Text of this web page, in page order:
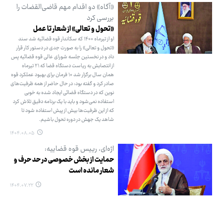
«آگاه» دو اقدام مهم قاضی‌القضات را
بررسی کرد
«تحول و تعالی» از شعار تا عمل
او از تیرماه ۱۴۰۰ که سکاندار قوه قضائیه شد سند
«تحول و تعالی» را به صورت جدی در دستور کار قرار
داد و در نخستین جلسه شورای عالی قوه قضائیه پس
از انتصابش به ریاست دستگاه قضا که ۲۱ تیرماه
همان سال برگزار شد ۱۰ فرمان برای بهبود عملکرد قوه
صادر کرد و گفته بود: در حال حاضر از همه ظرفیت‌های
نوین که در دستگاه قضائی ایجاد شده به خوبی
استفاده نمی‌شود و باید با یک برنامه دقیق تلاش کرد
که از این ظرفیت‌ها بیش از پیش استفاده شود تا
شاهد یک جهش در دوره تحول باشیم.
۱۴۰۴.۰۸.۰۵
اژه‌ای، رییس قوه قضاییه:
حمایت از بخش خصوصی در حد حرف و
شعار مانده است
۱۴۰۴.۰۷.۲۲